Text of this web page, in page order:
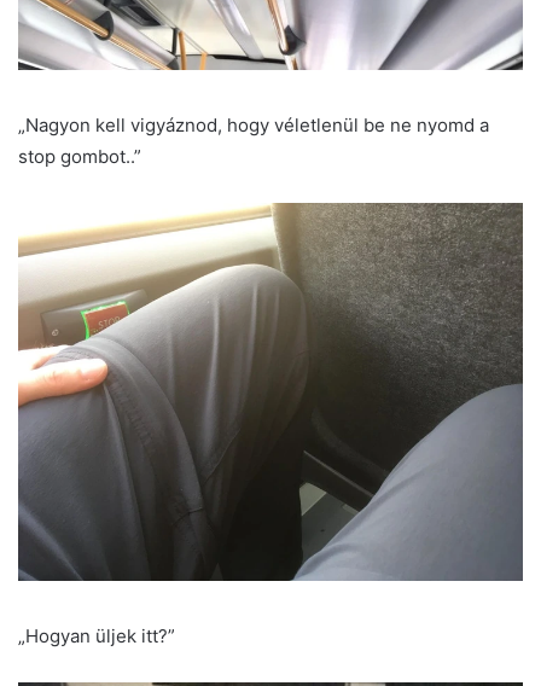
„Nagyon kell vigyáznod, hogy véletlenül be ne nyomd a
stop gombot..”
„Hogyan üljek itt?”